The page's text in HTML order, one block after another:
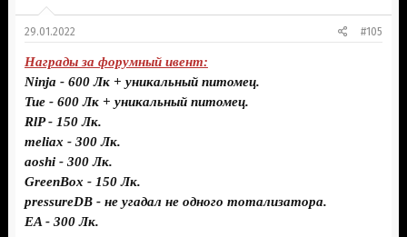
29.01.2022 #105
Награды за форумный ивент:
Ninja - 600 Лк + уникальный питомец.
Tue - 600 Лк + уникальный питомец.
RlP - 150 Лк.
meliax - 300 Лк.
aoshi - 300 Лк.
GreenBox - 150 Лк.
pressureDB - не угадал не одного тотализатора.
EA - 300 Лк.